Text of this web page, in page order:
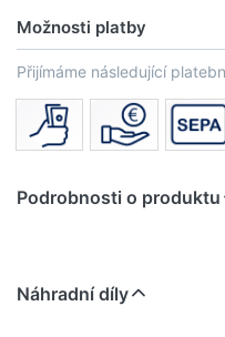
Možnosti platby
Přijímáme následující
Podrobnosti o produktu
Náhradní díly